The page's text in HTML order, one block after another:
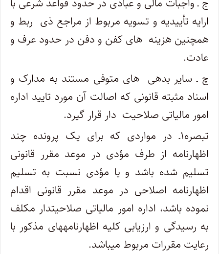
ارایه تأییدیه و تسویه مربوط از مراجع ذی ‎ ربط و
همچنین هزینه ‎ های کفن و دفن در حدود عرف و
عادت.
چ ـ سایر بدهی ‎ های متوفی مستند به مدارک و
اسناد مثبته قانونی که اصالت آن مورد تایید اداره
امور مالیاتی صلاحیت ‎ دار قرار گیرد.
تبصره۱ـ در مواردی که برای یک پرونده چند
اظهارنامه از طرف مؤدی در موعد مقرر قانونی
تسلیم شده باشد و یا مؤدی نسبت به تسلیم
اظهارنامه اصلاحی در موعد مقرر قانونی اقدام
نموده باشد، اداره امور مالیاتی صلاحیت­دار مکلف
به رسیدگی و ارزیابی کلیه اظهارنامه‏های مذکور با
رعایت مقررات مربوط می‏باشد.